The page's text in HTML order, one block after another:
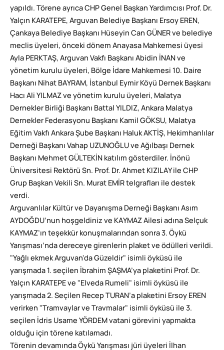
yapıldı. Törene ayrıca CHP Genel Başkan Yardımcısı Prof. Dr.
Yalçın KARATEPE, Arguvan Belediye Başkanı Ersoy EREN,
Çankaya Belediye Başkanı Hüseyin Can GÜNER ve belediye
meclis üyeleri, önceki dönem Anayasa Mahkemesi üyesi
Ayla PERKTAŞ, Arguvan Vakfı Başkanı Abidin İNAN ve
yönetim kurulu üyeleri, Bölge İdare Mahkemesi 10. Daire
Başkanı Nihat BAYRAM, İstanbul Eymir Köyü Dernek Başkanı
Hacı Ali YILMAZ ve yönetim kurulu üyeleri, Malatya
Dernekler Birliği Başkanı Battal YILDIZ, Ankara Malatya
Dernekler Federasyonu Başkanı Kamil GÖKSU, Malatya
Eğitim Vakfı Ankara Şube Başkanı Haluk AKTİŞ, Hekimhanlılar
Derneği Başkanı Vahap UZUNOĞLU ve Ağılbaşı Dernek
Başkanı Mehmet GÜLTEKİN katılım gösterdiler. İnönü
Üniversitesi Rektörü Sn. Prof. Dr. Ahmet KIZILAY ile CHP
Grup Başkan Vekili Sn. Murat EMİR telgrafları ile destek
verdi.
Arguvanlılar Kültür ve Dayanışma Derneği Başkanı Asım
AYDOĞDU’nun hoşgeldiniz ve KAYMAZ Ailesi adına Selçuk
KAYMAZ’ın teşekkür konuşmalarından sonra 3. Öykü
Yarışması’nda dereceye girenlerin plaket ve ödülleri verildi.
"Yağlı ekmek Arguvan'da Güzeldir" isimli öyküsü ile
yarışmada 1. seçilen İbrahim ŞAŞMA’ya plaketini Prof. Dr.
Yalçın KARATEPE ve "Elveda Rumeli" isimli öyküsü ile
yarışmada 2. Seçilen Recep TURAN’a plaketini Ersoy EREN
verirken "Tramvaylar ve Travmalar" isimli öyküsü ile 3.
seçilen İdris Usame YÖRDEM vatani görevini yapmakta
olduğu için törene katılamadı.
Törenin devamında Öykü Yarışması jüri üyeleri İlhan